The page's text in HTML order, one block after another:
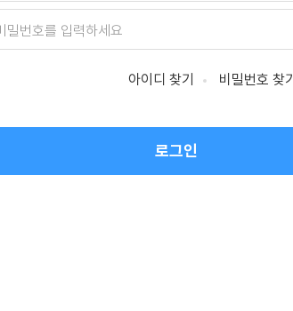
아이디 찾기 비밀번호 찾기
로그인